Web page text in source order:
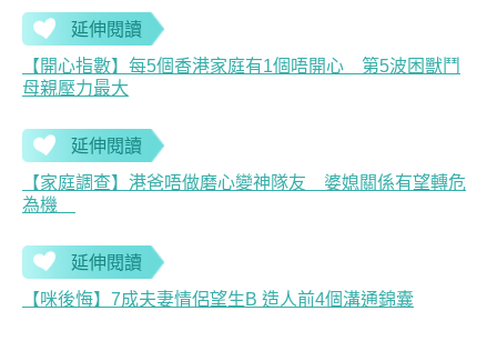
延伸閱讀
【開心指數】每5個香港家庭有1個唔開心 第5波困獸鬥
母親壓力最大
延伸閱讀
【家庭調查】港爸唔做磨心變神隊友 婆媳關係有望轉危
為機
延伸閱讀
【咪後悔】7成夫妻情侶望生B 造人前4個溝通錦囊